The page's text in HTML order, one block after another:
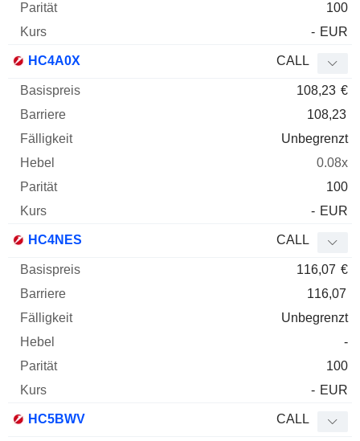
100
- EUR
HC4A0X CALL
108,23 €
108,23
Unbegrenzt
0.08x
100
- EUR
HC4NES CALL
116,07 €
116,07
Unbegrenzt
-
100
- EUR
HC5BWV CALL